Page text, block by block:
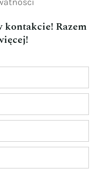
kontakcie! Razem